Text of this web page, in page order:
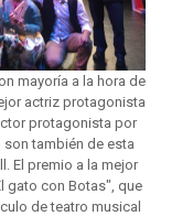
mayoría a la hora de
actriz protagonista
protagonista por
también de esta
El premio a la mejor
gato con Botas", que
de teatro musical